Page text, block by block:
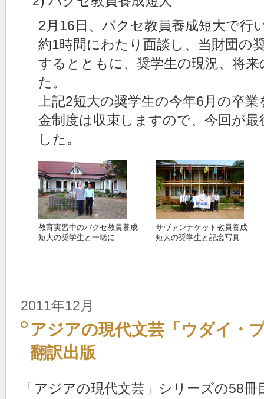
2月16日、パクセ教員養成短大で行
約1時間にわたり面談し、当財団の
するとともに、奨学生の現況、将
た。
上記2短大の奨学生の今年6月の卒
金制度は収束しますので、今回が
した。
教育実習中のパクセ教員養成
短大の奨学生と一緒に
サヴァンナケット教員養成
短大の奨学生と記念写真
2011年12月
アジアの現代文芸「ウダイ・
翻訳出版
「アジアの現代文芸」シリーズの58冊